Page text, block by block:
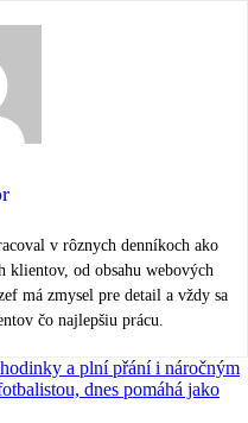
v rôznych denníkoch ako
klientov, od obsahu webových
má zmysel pre detail a vždy sa
čo najlepšiu prácu.
a plní přání i náročným
dnes pomáhá jako